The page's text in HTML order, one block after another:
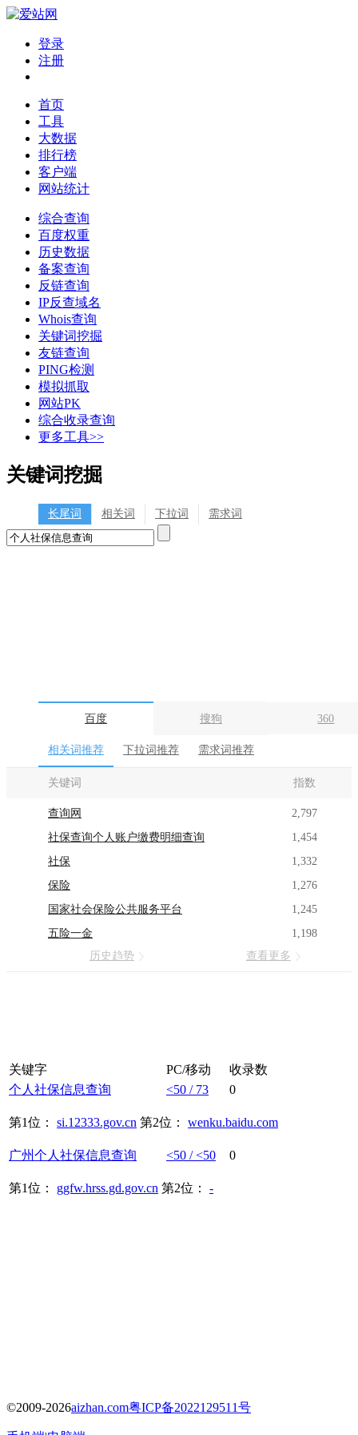
登录
注册
首页
工具
大数据
排行榜
客户端
网站统计
综合查询
百度权重
历史数据
备案查询
反链查询
IP反查域名
Whois查询
关键词挖掘
友链查询
PING检测
模拟抓取
网站PK
综合收录查询
更多工具>>
关键词挖掘
长尾词 相关词 下拉词 需求词
百度 搜狗 360
相关词推荐 下拉词推荐 需求词推荐
关键词 指数
查询网
2,797
社保查询个人账户缴费明细查询
1,454
社保
1,332
保险
1,276
国家社会保险公共服务平台
1,245
五险一金
1,198
历史趋势
查看更多
关键字 PC/移动
收录数
个人 社保信息查询 <50 / 73 0
第1位： si.12333.gov.cn 第2位： wenku.baidu.com
广州个人 社保信息查询 <50 / <50 0
第1位： ggfw.hrss.gd.gov.cn 第2位： -
©2009-2026aizhan.com粤ICP备2022129511号